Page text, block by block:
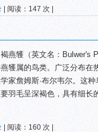
| 阅读：147 次 |
燕鹱（英文名：Bulwer's
鹱属的鸟类。广泛分布在
家詹姆斯·布尔韦尔。这
羽毛呈深褐色，具有细长
| 阅读：160 次 |